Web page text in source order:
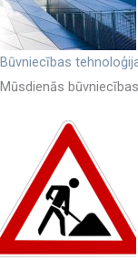
Būvniecības
Mūsdienās